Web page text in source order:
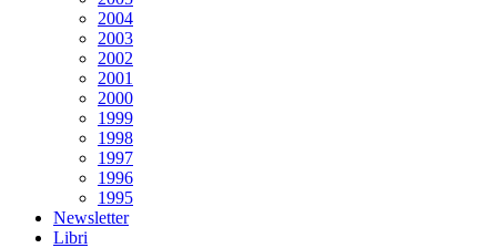
2004
2003
2002
2001
2000
1999
1998
1997
1996
1995
Newsletter
Libri